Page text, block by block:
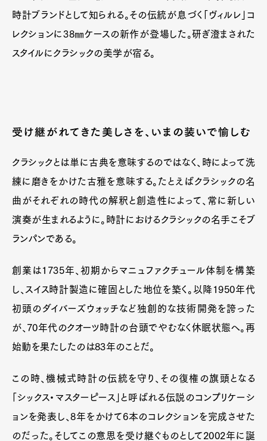
時計ブランドとして知られる。その伝統が息づく「ヴィルレ」コ
レクションに38㎜ケースの新作が登場した。研ぎ澄まされた
スタイルにクラシックの美学が宿る。
受け継がれてきた美しさを、いまの装いで愉しむ
クラシックとは単に古典を意味するのではなく、時によって洗
練に磨きをかけた古雅を意味する。たとえばクラシックの名
曲がそれぞれの時代の解釈と創造性によって、常に新しい
演奏が生まれるように。時計におけるクラシックの名手こそブ
ランパンである。
創業は1735年、初期からマニュファクチュール体制を構築
し、スイス時計製造に確固とした地位を築く。以降1950年代
初頭のダイバーズウォッチなど独創的な技術開発を誇った
が、70年代のクオーツ時計の台頭でやむなく休眠状態へ。再
始動を果たしたのは83年のことだ。
この時、機械式時計の伝統を守り、その復権の旗頭となる
「シックス・マスターピース」と呼ばれる伝説のコンプリケーシ
ョンを発表し、8年をかけて6本のコレクションを完成させた
のだった。そしてこの意思を受け継ぐものとして2002年に誕